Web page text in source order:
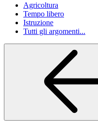
Agricoltura
Tempo libero
Istruzione
Tutti gli argomenti...